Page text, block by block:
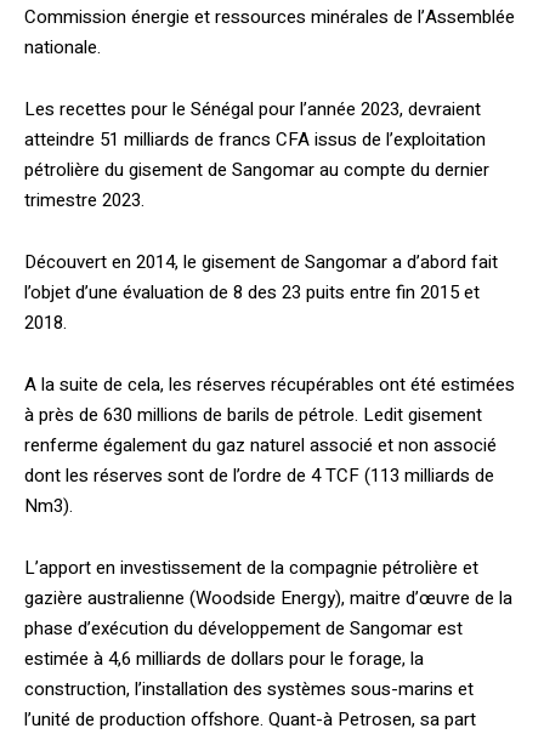
Commission énergie et ressources minérales de l’Assemblée
nationale.
Les recettes pour le Sénégal pour l’année 2023, devraient
atteindre 51 milliards de francs CFA issus de l’exploitation
pétrolière du gisement de Sangomar au compte du dernier
trimestre 2023.
Découvert en 2014, le gisement de Sangomar a d’abord fait
l’objet d’une évaluation de 8 des 23 puits entre fin 2015 et
2018.
A la suite de cela, les réserves récupérables ont été estimées
à près de 630 millions de barils de pétrole. Ledit gisement
renferme également du gaz naturel associé et non associé
dont les réserves sont de l’ordre de 4 TCF (113 milliards de
Nm3).
L’apport en investissement de la compagnie pétrolière et
gazière australienne (Woodside Energy), maitre d’œuvre de la
phase d’exécution du développement de Sangomar est
estimée à 4,6 milliards de dollars pour le forage, la
construction, l’installation des systèmes sous-marins et
l’unité de production offshore. Quant-à Petrosen, sa part